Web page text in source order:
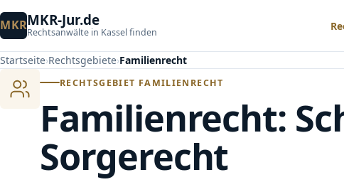
MKRMKR-Jur.de
Rechtsanwälte in Kassel finden
Startseite Rechtsgebiete Familienrecht
RECHTSGEBIET FAMILIENRECHT
Familienrecht:
Sorgerecht